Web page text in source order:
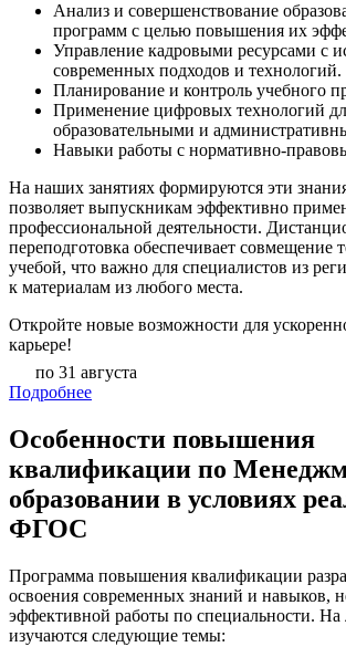
Анализ и совершенствование
программ с целью повышения их
Управление кадровыми ресурсами с
современных подходов и технологий.
Планирование и контроль учебного
Применение цифровых технологий
образовательными и
Навыки работы с нормативно-
На наших занятиях формируются эти
позволяет выпускникам эффективно
профессиональной деятельности.
переподготовка обеспечивает совмещение
учебой, что важно для специалистов из
к материалам из любого места.
Откройте новые возможности для
карьере!
по 31 августа
Подробнее
Особенности повышения
квалификации по
образовании в условиях
ФГОС
Программа повышения квалификации
освоения современных знаний и навыков,
эффективной работы по специальности. На
изучаются следующие темы: